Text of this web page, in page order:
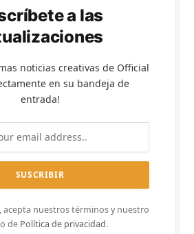
a las
noticias creativas de Official
en su bandeja de
entrada!
acepta nuestros términos y nuestro
de Política de privacidad.